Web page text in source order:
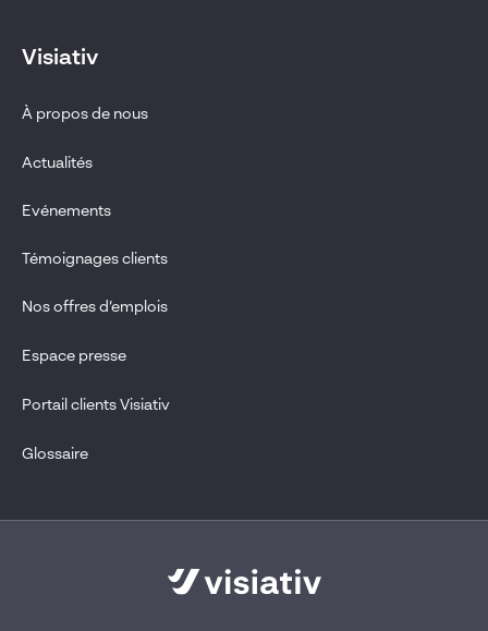
Visiativ
À propos de nous
Actualités
Evénements
Témoignages clients
Nos offres d’emplois
Espace presse
Portail clients Visiativ
Glossaire